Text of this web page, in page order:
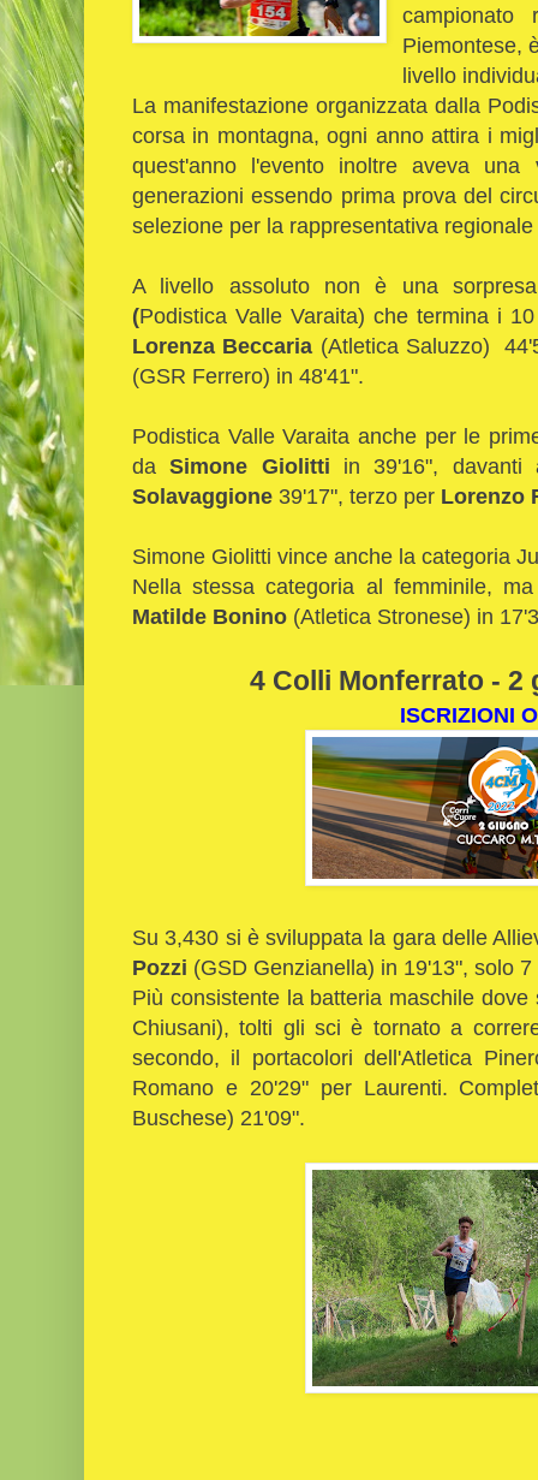
campionato
Piemontese,
livello
La manifestazione organizzata dalla
corsa in montagna, ogni anno attira i
quest'anno l'evento inoltre aveva
generazioni essendo prima prova del
selezione per la rappresentativa
A livello assoluto non è una
(Podistica Valle Varaita) che termina i
Lorenza Beccaria (Atletica Saluzzo)
(GSR Ferrero) in 48'41".
Podistica Valle Varaita anche per le
da Simone Giolitti in 39'16",
Solavaggione 39'17", terzo per Lorenzo
Simone Giolitti vince anche la categoria
Nella stessa categoria al femminile,
Matilde Bonino (Atletica Stronese) in
4 Colli Monferrato - 2
ISCRIZIONI
Su 3,430 si è sviluppata la gara delle
Pozzi (GSD Genzianella) in 19'13", solo
Più consistente la batteria maschile dove
Chiusani), tolti gli sci è tornato a
secondo, il portacolori dell'Atletica
Romano e 20'29" per Laurenti.
Buschese) 21'09".